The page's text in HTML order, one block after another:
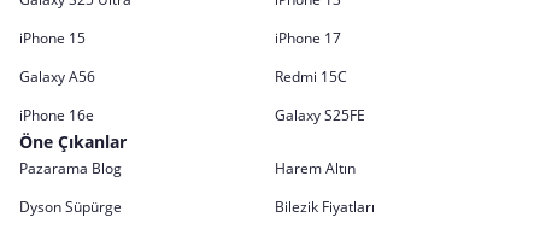
iPhone 15
iPhone 17
Galaxy A56
Redmi 15C
iPhone 16e
Galaxy S25FE
Öne Çıkanlar
Pazarama Blog
Harem Altın
Dyson Süpürge
Bilezik Fiyatları